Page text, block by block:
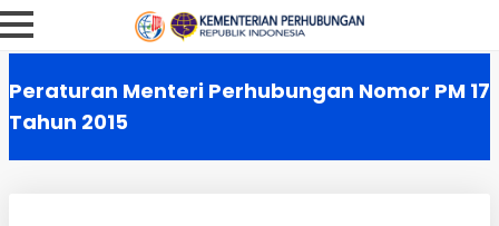
Peraturan Menteri Perhubungan Nomor PM 17
Tahun 2015